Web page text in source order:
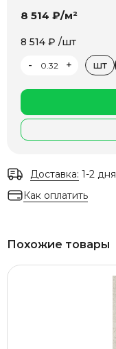
8 514 ₽/м²
8 514 ₽ /шт
-
+ шт
Доставка: 1-2
Как оплатить
Похожие товары